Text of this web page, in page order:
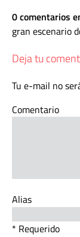
0 comentarios
gran escenario
Deja tu
Tu e-mail no
Comentario
Alias
* Requerido